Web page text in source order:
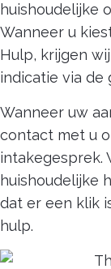
huishoudelijke
Wanneer u
Hulp, krijgen
indicatie via de
Wanneer uw
contact met u
intakegesprek.
huishoudelijke
dat er een klik
hulp.